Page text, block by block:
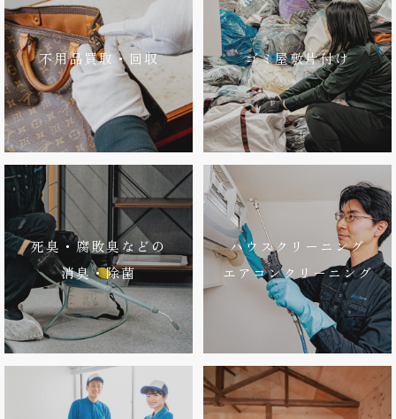
不用品買取・回収 ゴミ屋敷片付け
死臭・腐敗臭などの
消臭・除菌
ハウスクリーニング
エアコンクリーニング